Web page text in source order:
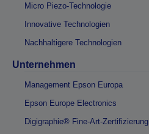
Micro Piezo-Technologie
Innovative Technologien
Nachhaltigere Technologien
Unternehmen
Management Epson Europa
Epson Europe Electronics
Digigraphie® Fine-Art-Zertifizierung